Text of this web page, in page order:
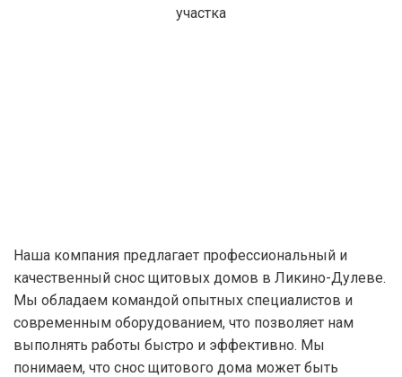
участка
Наша компания предлагает профессиональный и
качественный снос щитовых домов в Ликино-Дулеве.
Мы обладаем командой опытных специалистов и
современным оборудованием, что позволяет нам
выполнять работы быстро и эффективно. Мы
понимаем, что снос щитового дома может быть